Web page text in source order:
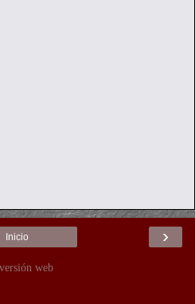
›
Inicio
web